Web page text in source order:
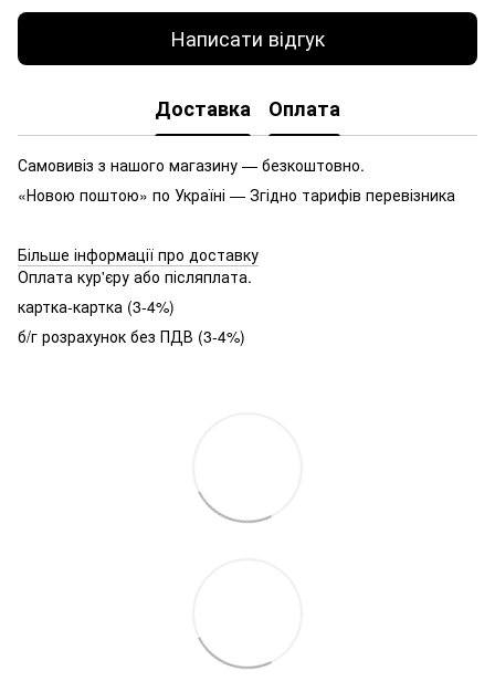
Написати відгук
Доставка Оплата
Самовивіз з нашого магазину — безкоштовно.
«Новою поштою» по Україні — Згідно тарифів перевізника
Більше інформації про доставку
Оплата кур'єру або післяплата.
картка-картка (3-4%)
б/г розрахунок без ПДВ (3-4%)